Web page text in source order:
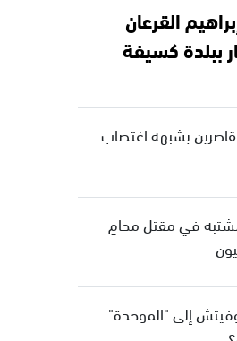
القرعان
ببلدة كسيفة
بشبهة اغتصاب
في مقتل محامٍ
إلى "الموحدة"